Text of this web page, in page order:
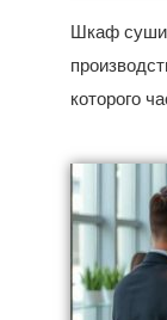
Шкаф
которого